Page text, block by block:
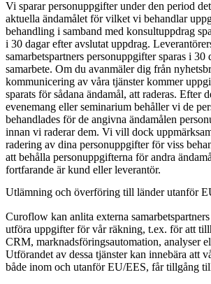
Vi sparar personuppgifter under den period
aktuella ändamålet för vilket vi behandlar
behandling i samband med konsultuppdrag
i 30 dagar efter avslutat uppdrag.
samarbetspartners personuppgifter sparas i 30
samarbete. Om du avanmäler dig från
kommunicering av våra tjänster kommer
sparats för sådana ändamål, att raderas. Efter
evenemang eller seminarium behåller vi de
behandlades för de angivna ändamålen
innan vi raderar dem. Vi vill dock
radering av dina personuppgifter för viss
att behålla personuppgifterna för andra
fortfarande är kund eller leverantör.
Utlämning och överföring till länder utanför
Curoflow kan anlita externa
utföra uppgifter för vår räkning, t.ex. för att
CRM, marknadsföringsautomation, analyser
Utförandet av dessa tjänster kan innebära att
både inom och utanför EU/EES, får tillgång